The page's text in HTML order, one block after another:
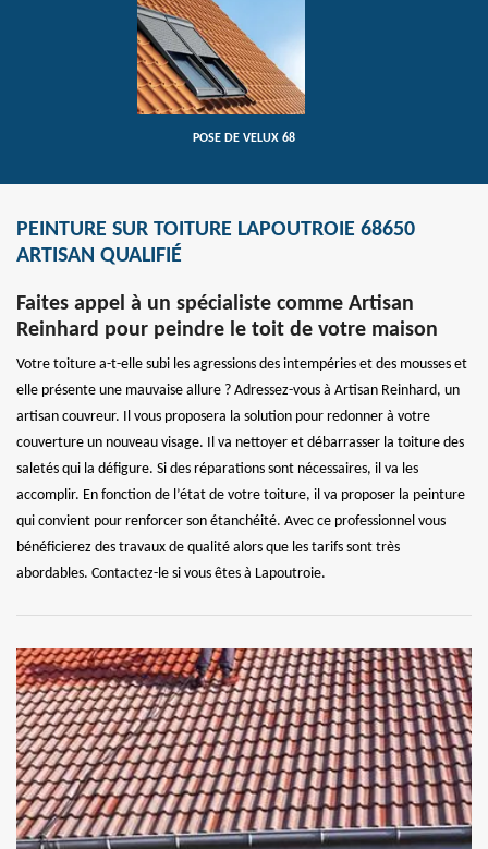
POSE DE VELUX 68
PEINTURE SUR TOITURE LAPOUTROIE 68650
ARTISAN QUALIFIÉ
Faites appel à un spécialiste comme Artisan
Reinhard pour peindre le toit de votre maison
Votre toiture a-t-elle subi les agressions des intempéries et des mousses et
elle présente une mauvaise allure ? Adressez-vous à Artisan Reinhard, un
artisan couvreur. Il vous proposera la solution pour redonner à votre
couverture un nouveau visage. Il va nettoyer et débarrasser la toiture des
saletés qui la défigure. Si des réparations sont nécessaires, il va les
accomplir. En fonction de l’état de votre toiture, il va proposer la peinture
qui convient pour renforcer son étanchéité. Avec ce professionnel vous
bénéficierez des travaux de qualité alors que les tarifs sont très
abordables. Contactez-le si vous êtes à Lapoutroie.